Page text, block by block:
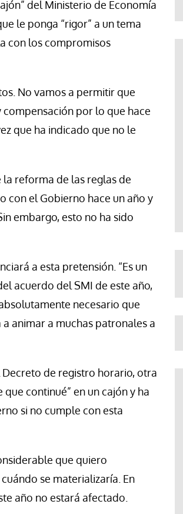
del Ministerio de Economía
le ponga “rigor” a un tema
con los compromisos
No vamos a permitir que
por lo que hace
que ha indicado que no le
reforma de las reglas de
con el Gobierno hace un año y
embargo, esto no ha sido
a esta pretensión. “Es un
acuerdo del SMI de este año,
necesario que
animar a muchas patronales a
de registro horario, otra
continué” en un cajón y ha
si no cumple con esta
que quiero
se materializaría. En
año no estará afectado.